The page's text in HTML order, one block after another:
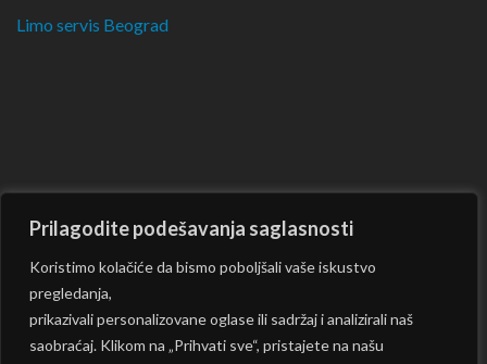
Prilagodite podešavanja saglasnosti
Koristimo kolačiće da bismo poboljšali vaše iskustvo
pregledanja,
prikazivali personalizovane oglase ili sadržaj i analizirali naš
saobraćaj. Klikom na „Prihvati sve“, pristajete na našu
Limo servis Beograd